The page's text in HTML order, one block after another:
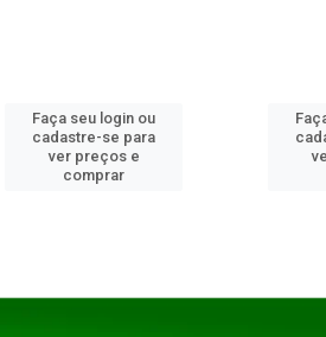
Faça seu login ou
cadastre-se para
ver preços e
comprar